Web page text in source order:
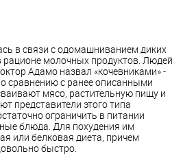
в связи с одомашниванием диких
молочных продуктов. Людей
Адамо назвал «кочевниками» -
сравнению с ранее описанными
мясо, растительную пищу и
представители этого типа
ограничить в питании
блюда. Для похудения им
или белковая диета, причем
быстро.